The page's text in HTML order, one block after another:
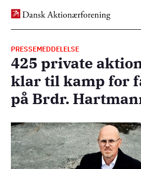
Gå
til
hovedindhold
PRESSEMEDDELELSE
425 private
klar til kamp for
på Brdr.
Billede